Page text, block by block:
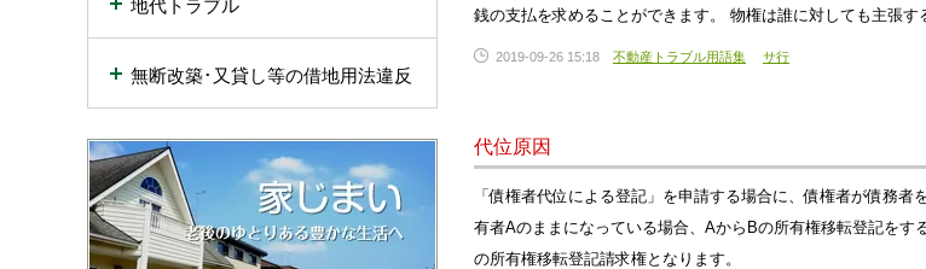
銭の支払を求めることができます。 物権は誰に対しても主張
2019-09-26 15:18 不動産トラブル用語集 サ行
代位原因
「債権者代位による登記」を申請する場合に、債権者が債務
有者Aのままになっている場合、AからBの所有権移転登記を
の所有権移転登記請求権となります。
地代トラブル
無断改築･又貸し等の借地用法違反